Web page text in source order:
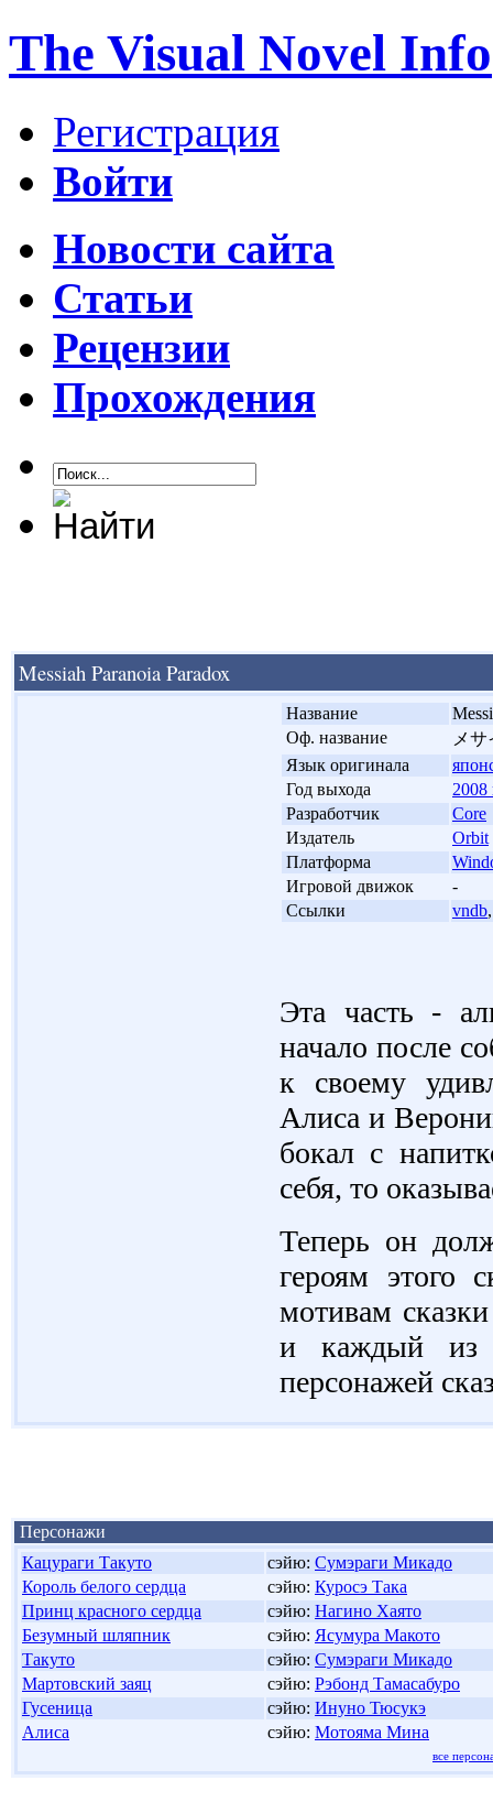
The Visual Novel Info
Регистрация
Войти
Новости сайта
Статьи
Рецензии
Прохождения
Messiah Paranoia Paradox
Название
Оф. название
メ
Язык оригинала
Год выхода
2008
Разработчик
Core
Издатель
Orbit
Платформа
Игровой движок
-
Ссылки vndb
Эта часть -
начало после
к своему
Алиса и
бокал с
себя, то
Теперь он
героям этого
мотивам
и каждый из
персонажей
Персонажи
Кацураги Такуто
сэйю: Сумэраги Микадо
Король белого сердца
сэйю: Куросэ Така
Принц красного сердца
сэйю: Нагино Хаято
Безумный шляпник
сэйю: Ясумура Макото
Такуто
сэйю: Сумэраги Микадо
Мартовский заяц
сэйю: Рэбонд Тамасабуро
Гусеница
сэйю: Инуно Тюсукэ
Алиса
сэйю: Мотояма Мина
все